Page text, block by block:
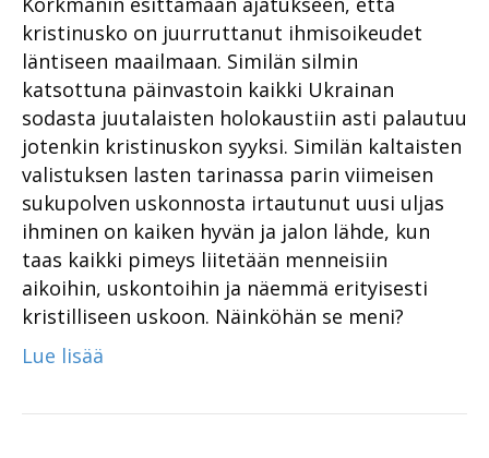
kristinusko on juurruttanut ihmisoikeudet
läntiseen maailmaan. Similän silmin
katsottuna päinvastoin kaikki Ukrainan
sodasta juutalaisten holokaustiin asti palautuu
jotenkin kristinuskon syyksi. Similän kaltaisten
valistuksen lasten tarinassa parin viimeisen
sukupolven uskonnosta irtautunut uusi uljas
ihminen on kaiken hyvän ja jalon lähde, kun
taas kaikki pimeys liitetään menneisiin
aikoihin, uskontoihin ja näemmä erityisesti
kristilliseen uskoon. Näinköhän se meni?
Lue lisää